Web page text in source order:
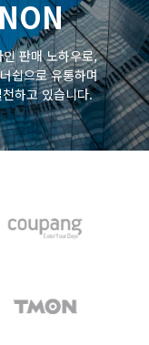
판매 노하우로,
쉽으로 유통하며
하고 있습니다.